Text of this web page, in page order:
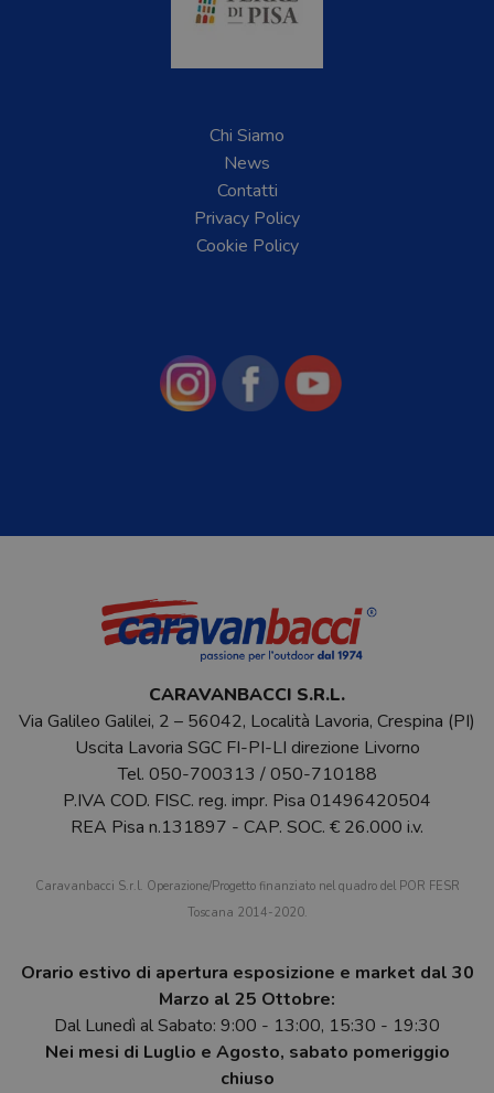
Chi Siamo
News
Contatti
Privacy Policy
Cookie Policy
CARAVANBACCI S.R.L.
Via Galileo Galilei, 2 – 56042, Località Lavoria, Crespina (PI)
Uscita Lavoria SGC FI-PI-LI direzione Livorno
Tel. 050-700313 /050-710188
P.IVA COD. FISC. reg. impr. Pisa 01496420504
REA Pisa n.131897 - CAP. SOC. € 26.000 i.v.
Caravanbacci S.r.l. Operazione/Progetto finanziato nel quadro del POR FESR
Toscana 2014-2020.
Orario estivo di apertura esposizione e market dal 30
Marzo al 25 Ottobre:
Dal Lunedì al Sabato: 9:00 - 13:00, 15:30 - 19:30
Nei mesi di Luglio e Agosto, sabato pomeriggio
chiuso